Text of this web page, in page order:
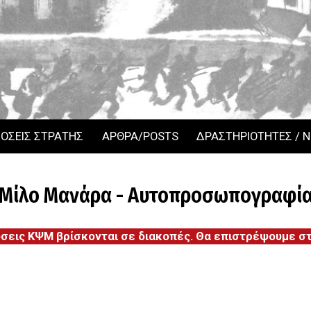
ΣΤΡΑΤΗΣ ΑΡΘΡΑ/POSTS ΔΡΑΣΤΗΡΙΟΤΗΤΕΣ /
Μανάρα -
ΚΨΜ βρίσκονται σε διακοπές. Θα επιστρέψουμε